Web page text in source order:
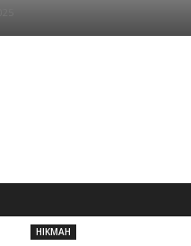
HIKMAH